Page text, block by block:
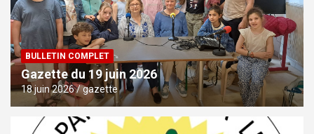
BULLETIN COMPLET
Gazette du 19 juin 2026
18 juin 2026 gazette